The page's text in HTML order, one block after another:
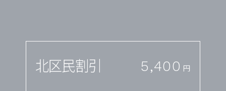
北区民割引 5,400 円